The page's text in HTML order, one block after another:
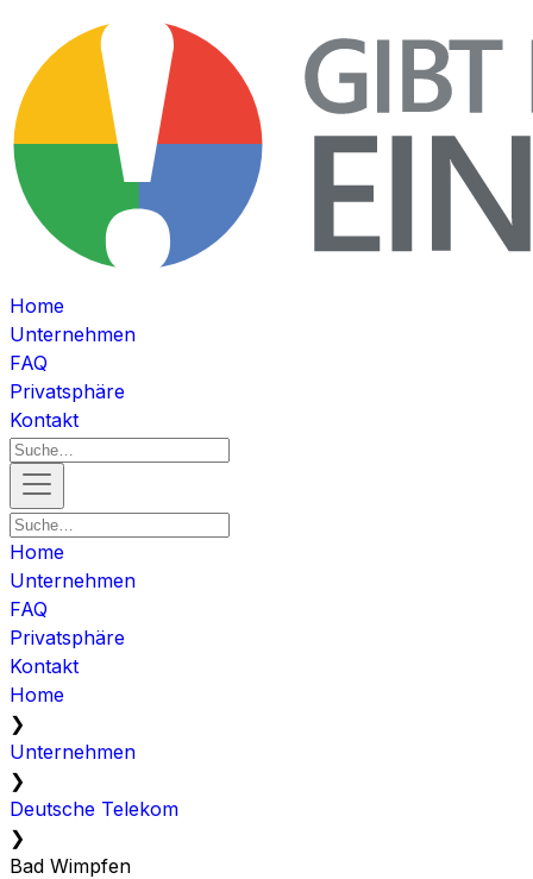
Home
Unternehmen
FAQ
Privatsphäre
Kontakt
Home
Unternehmen
FAQ
Privatsphäre
Kontakt
Home
❯
Unternehmen
❯
Deutsche Telekom
❯
Bad Wimpfen